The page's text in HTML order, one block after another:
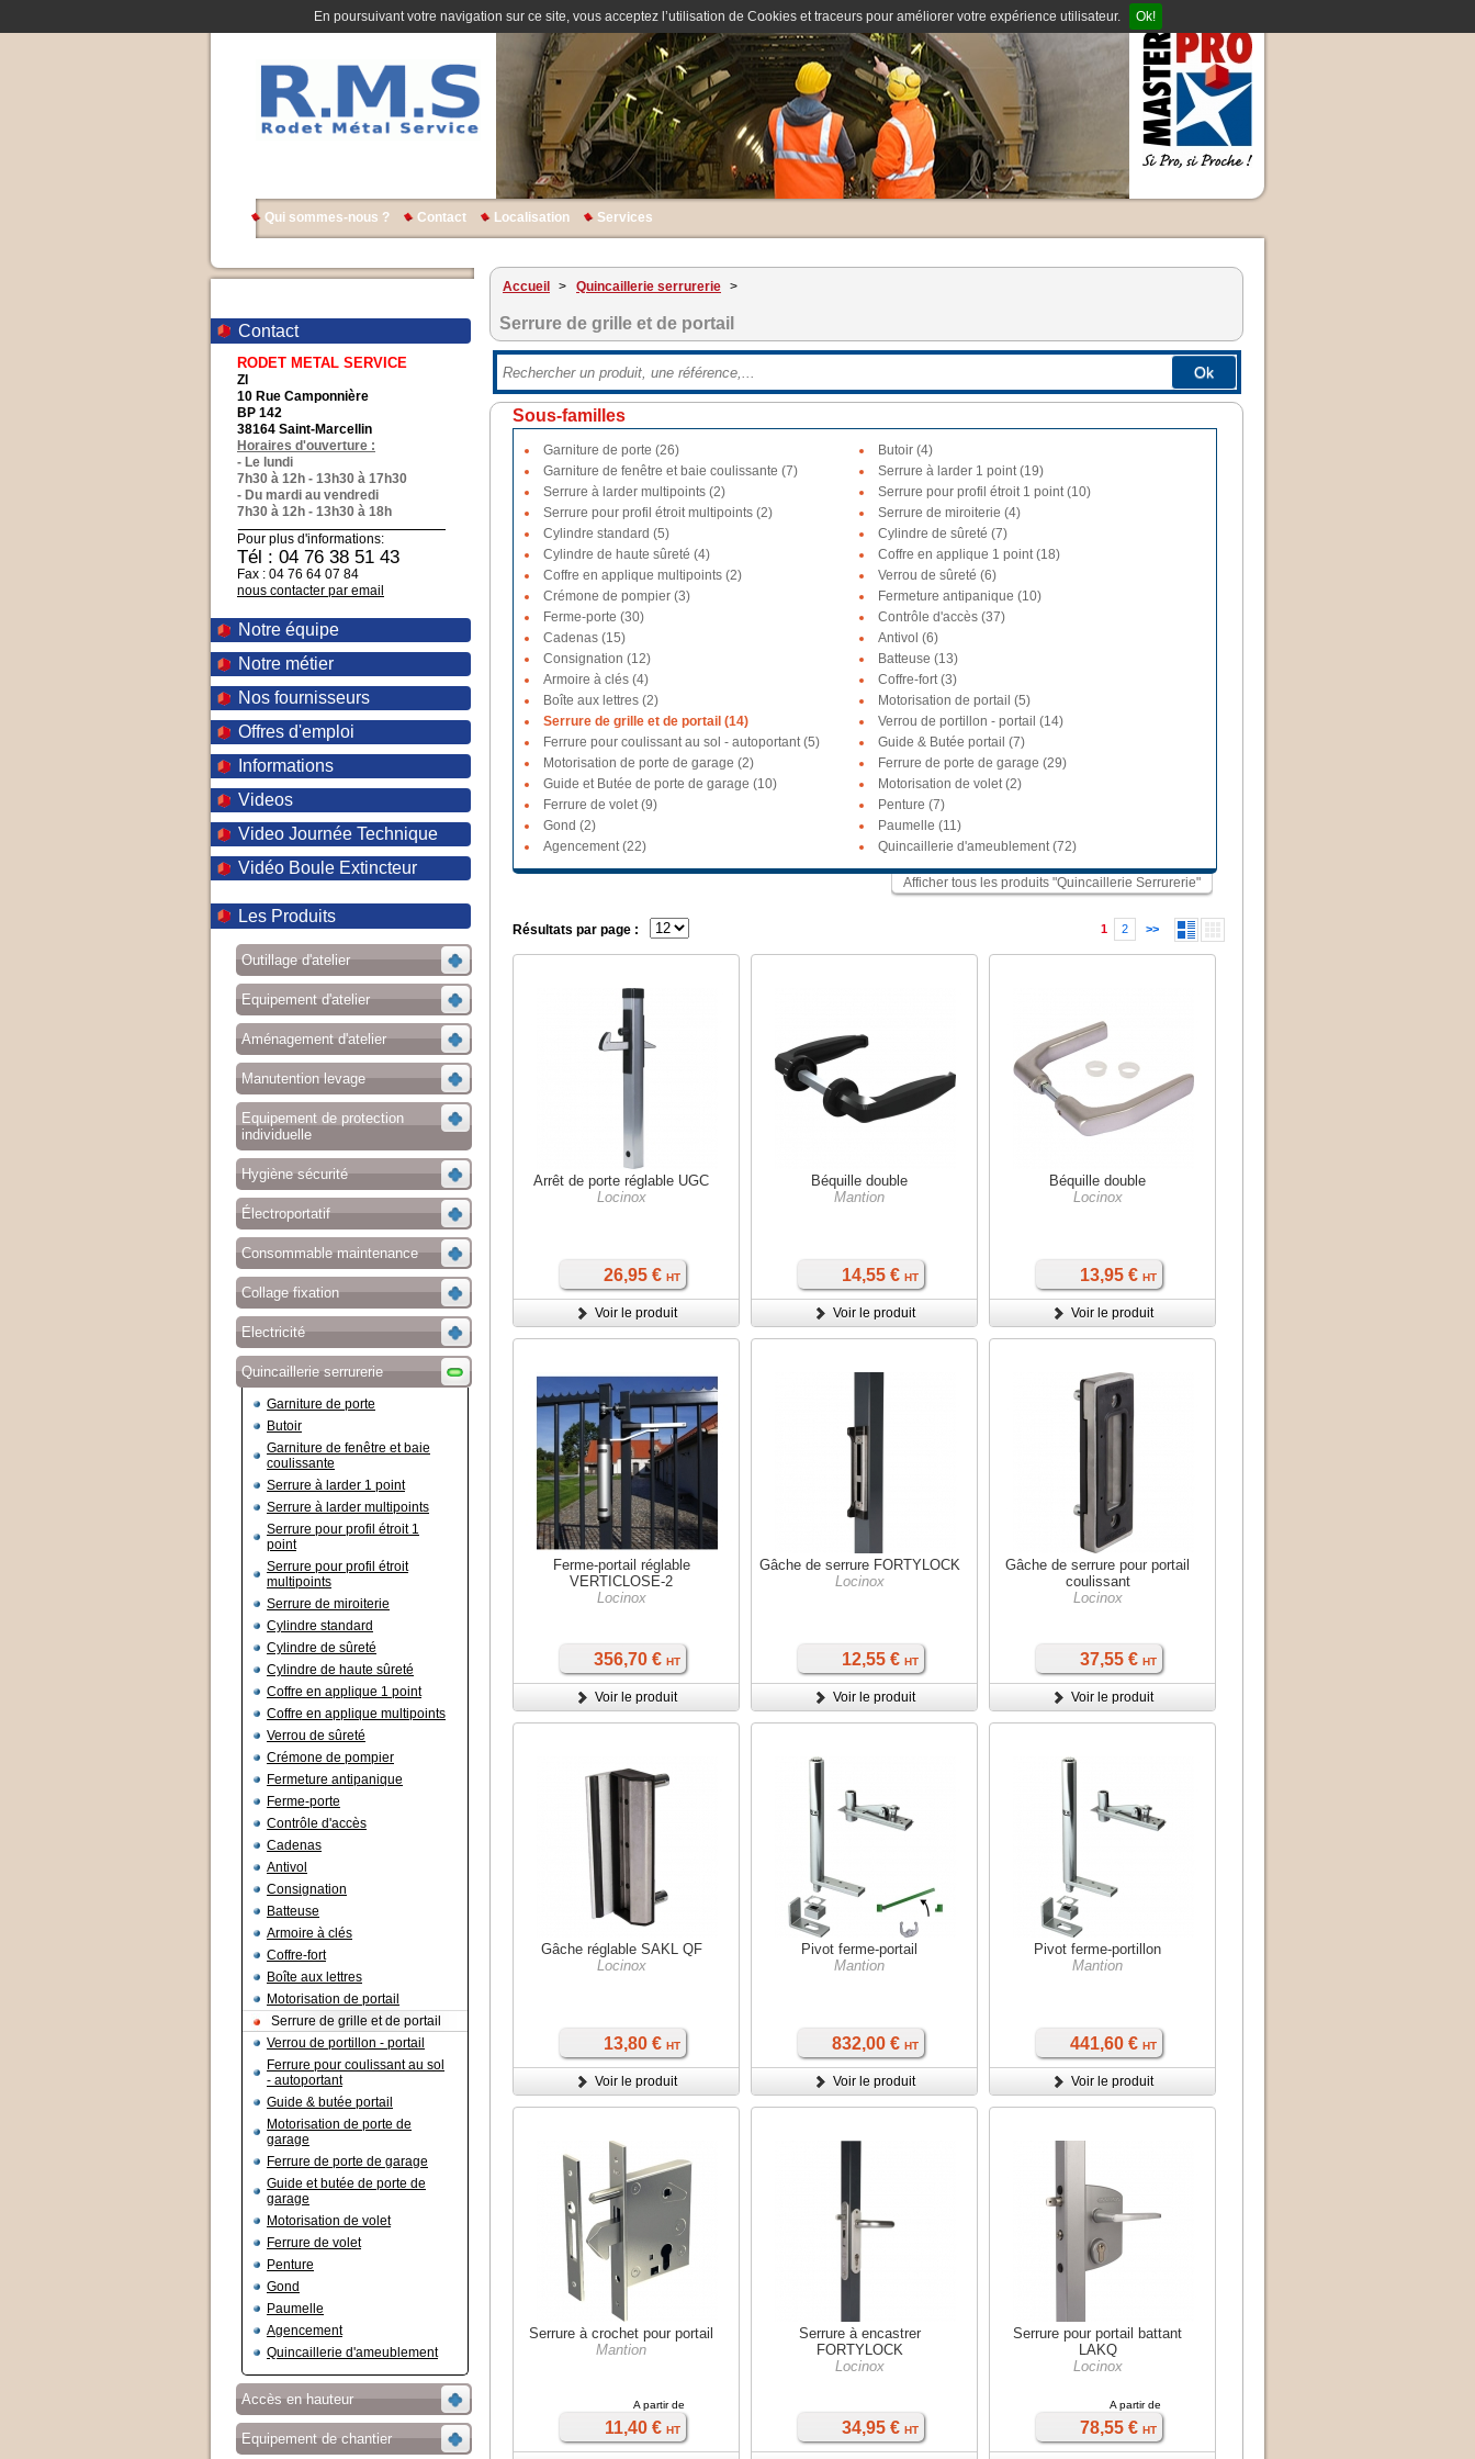
En poursuivant votre navigation sur ce site, vous acceptez l’utilisation de Cookies et traceurs pour améliorer votre expérience utilisateur. Ok!
Qui sommes-nous ? Contact Localisation Services
Contact
RODET METAL SERVICE
ZI
10 Rue Camponnière
BP 142
38164 Saint-Marcellin
Horaires d'ouverture :
- Le lundi
7h30 à 12h - 13h30 à 17h30
- Du mardi au vendredi
7h30 à 12h - 13h30 à 18h
Pour plus d'informations:
Tél : 04 76 38 51 43
Fax : 04 76 64 07 84
nous contacter par email
Notre équipe
Notre métier
Nos fournisseurs
Offres d'emploi
Informations
Videos
Video Journée Technique
Vidéo Boule Extincteur
Les Produits
Outillage d'atelier
Equipement d'atelier
Aménagement d'atelier
Manutention levage
Equipement de protection
individuelle
Hygiène sécurité
Électroportatif
Consommable maintenance
Collage fixation
Electricité
Quincaillerie serrurerie
Garniture de porte
Butoir
Garniture de fenêtre et baie
coulissante
Serrure à larder 1 point
Serrure à larder multipoints
Serrure pour profil étroit 1
point
Serrure pour profil étroit
multipoints
Serrure de miroiterie
Cylindre standard
Cylindre de sûreté
Cylindre de haute sûreté
Coffre en applique 1 point
Coffre en applique multipoints
Verrou de sûreté
Crémone de pompier
Fermeture antipanique
Ferme-porte
Contrôle d'accès
Cadenas
Antivol
Consignation
Batteuse
Armoire à clés
Coffre-fort
Boîte aux lettres
Motorisation de portail
Serrure de grille et de portail
Verrou de portillon - portail
Ferrure pour coulissant au sol
- autoportant
Guide & butée portail
Motorisation de porte de
garage
Ferrure de porte de garage
Guide et butée de porte de
garage
Motorisation de volet
Ferrure de volet
Penture
Gond
Paumelle
Agencement
Quincaillerie d'ameublement
Accès en hauteur
Equipement de chantier
Accueil > Quincaillerie serrurerie >
Serrure de grille et de portail
Ok
Sous-familles
Garniture de porte (26)
Butoir (4)
Garniture de fenêtre et baie coulissante (7)
Serrure à larder 1 point (19)
Serrure à larder multipoints (2)
Serrure pour profil étroit 1 point (10)
Serrure pour profil étroit multipoints (2)
Serrure de miroiterie (4)
Cylindre standard (5)
Cylindre de sûreté (7)
Cylindre de haute sûreté (4)
Coffre en applique 1 point (18)
Coffre en applique multipoints (2)
Verrou de sûreté (6)
Crémone de pompier (3)
Fermeture antipanique (10)
Ferme-porte (30)
Contrôle d'accès (37)
Cadenas (15)
Antivol (6)
Consignation (12)
Batteuse (13)
Armoire à clés (4)
Coffre-fort (3)
Boîte aux lettres (2)
Motorisation de portail (5)
Serrure de grille et de portail (14)
Verrou de portillon - portail (14)
Ferrure pour coulissant au sol - autoportant (5)
Guide & Butée portail (7)
Motorisation de porte de garage (2)
Ferrure de porte de garage (29)
Guide et Butée de porte de garage (10)
Motorisation de volet (2)
Ferrure de volet (9)
Penture (7)
Gond (2)
Paumelle (11)
Agencement (22)
Quincaillerie d'ameublement (72)
Afficher tous les produits "Quincaillerie Serrurerie"
Résultats par page : 1 2 >>
Arrêt de porte réglable UGC
Locinox
26,95 € HT
Voir le produit
Béquille double
Mantion
14,55 € HT
Voir le produit
Béquille double
Locinox
13,95 € HT
Voir le produit
Ferme-portail réglable
VERTICLOSE-2
Locinox
356,70 € HT
Voir le produit
Gâche de serrure FORTYLOCK
Locinox
12,55 € HT
Voir le produit
Gâche de serrure pour portail
coulissant
Locinox
37,55 € HT
Voir le produit
Gâche réglable SAKL QF
Locinox
13,80 € HT
Voir le produit
Pivot ferme-portail
Mantion
832,00 € HT
Voir le produit
Pivot ferme-portillon
Mantion
441,60 € HT
Voir le produit
Serrure à crochet pour portail
Mantion
A partir de
11,40 € HT
Serrure à encastrer
FORTYLOCK
Locinox
34,95 € HT
Serrure pour portail battant
LAKQ
Locinox
A partir de
78,55 € HT